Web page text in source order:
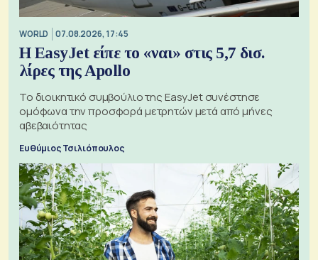
WORLD 07.08.2026, 17:45
Η EasyJet είπε το «ναι» στις 5,7 δισ.
λίρες της Apollo
Το διοικητικό συμβούλιο της EasyJet συνέστησε
ομόφωνα την προσφορά μετρητών μετά από μήνες
αβεβαιότητας
Ευθύμιος Τσιλιόπουλος